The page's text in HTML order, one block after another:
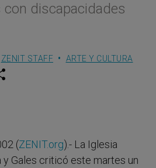
con discapacidades
ZENIT STAFF ARTE Y CULTURA
(ZENIT.org).- La Iglesia
Gales criticó este martes un